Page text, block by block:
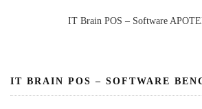
IT Brain POS – Software
IT BRAIN POS – SOFTWARE